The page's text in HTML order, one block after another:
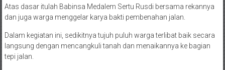
Atas dasar itulah Babinsa Medalem Sertu Rusdi bersama rekannya
dan juga warga menggelar karya bakti pembenahan jalan.
Dalam kegiatan ini, sedikitnya tujuh puluh warga terlibat baik secara
langsung dengan mencangkuli tanah dan menaikannya ke bagian
tepi jalan.